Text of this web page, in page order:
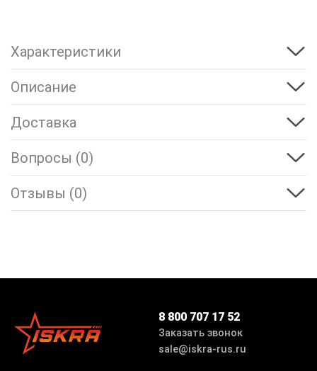
Характеристики
Описание
Доставка
Вопросы (0)
Отзывы (0)
8 800 707 17 52
Заказать звонок
sale@iskra-rus.ru